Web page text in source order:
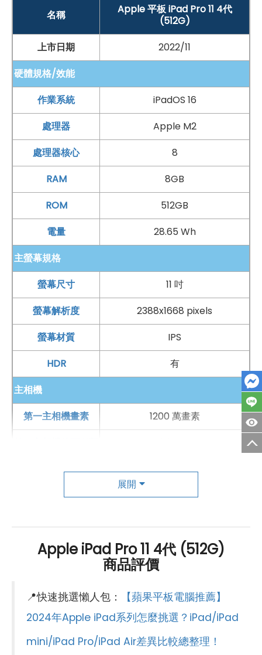
免擔心購買有保障，買手機來傑昇好節省！
名稱
Apple 平板 iPad Pro 11 4代
(512G)
上市日期
2022/11
硬體規格/效能
作業系統
iPadOS 16
處理器
Apple M2
處理器核心
8
RAM
8GB
ROM
512GB
電量
28.65 Wh
主螢幕規格
螢幕尺寸
11 吋
螢幕解析度
2388x1668 pixels
螢幕材質
IPS
HDR
有
主相機
第一主相機畫素
1200 萬畫素
第一主相機光圈
f1.8
錄影功能
4K（60fps）
光學防手震
有
1000 萬畫素
第二主相機鏡頭種類
超廣角鏡頭
第二主相機光圈
展開
Apple iPad Pro 11 4代 (512G)
商品評價
📍快速挑選懶人包：
【蘋果平板電腦推薦】
2024年Apple iPad系列怎麼挑選？iPad/iPad
mini/iPad Pro/iPad Air差異比較總整理！